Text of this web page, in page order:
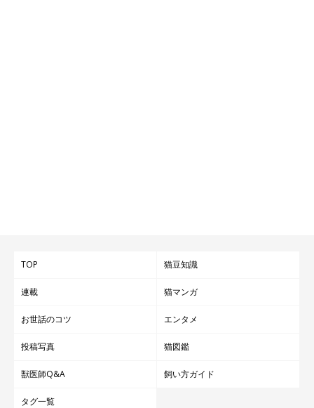
TOP 猫豆知識
連載 猫マンガ
お世話のコツ エンタメ
投稿写真 猫図鑑
獣医師Q&A 飼い方ガイド
タグ一覧